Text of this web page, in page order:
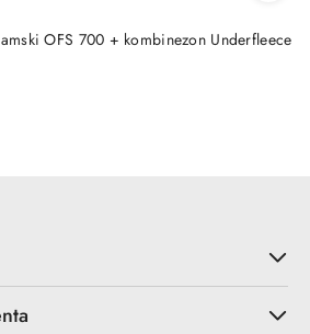
OFS 700 + kombinezon Underfleece